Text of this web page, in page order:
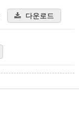
다운로드